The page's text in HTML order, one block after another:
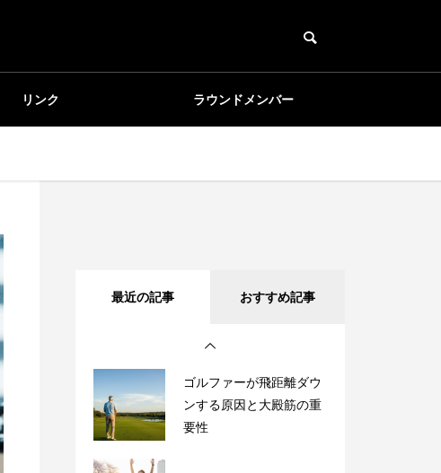
リンク ラウンドメンバー
最近の記事 おすすめ記事
ゴルフスイングで大殿筋
ゴルファーが飛距離ダウ
体操とは